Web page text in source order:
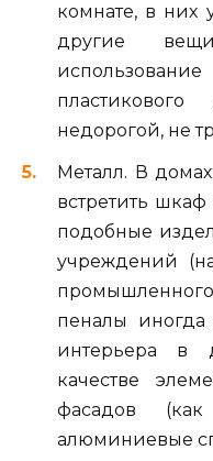
комнате, в них
другие
недорогой, не
Металл. В
встретить шкаф
подобные
учреждений
пеналы
интерьера в
качестве
фасадов
алюминиевые